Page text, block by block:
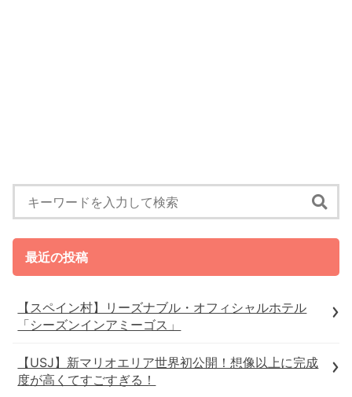
最近の投稿
【スペイン村】リーズナブル・オフィシャルホテル
「シーズンインアミーゴス」
【USJ】新マリオエリア世界初公開！想像以上に完成
度が高くてすごすぎる！